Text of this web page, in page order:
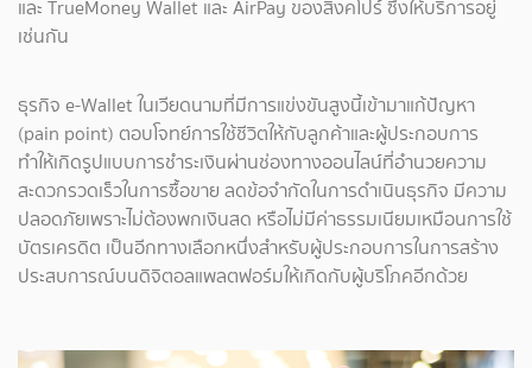
และ TrueMoney Wallet และ AirPay ของสิงคโปร์ ซึ่งให้บริการอยู่
เช่นกัน
ธุรกิจ e-Wallet ในเวียดนามที่มีการแข่งขันสูงนี้เข้ามาแก้ปัญหา
(pain point) ตอบโจทย์การใช้ชีวิตให้กับลูกค้าและผู้ประกอบการ
ทำให้เกิดรูปแบบการชำระเงินผ่านช่องทางออนไลน์ที่อำนวยความ
สะดวกรวดเร็วในการซื้อขาย ลดข้อจำกัดในการดำเนินธุรกิจ มีความ
ปลอดภัยเพราะไม่ต้องพกเงินสด หรือไม่มีค่าธรรมเนียมเหมือนการใช้
บัตรเครดิต เป็นอีกทางเลือกหนึ่งสำหรับผู้ประกอบการในการสร้าง
ประสบการณ์บนดิจิตอลแพลตฟอร์มให้เกิดกับผู้บริโภคอีกด้วย